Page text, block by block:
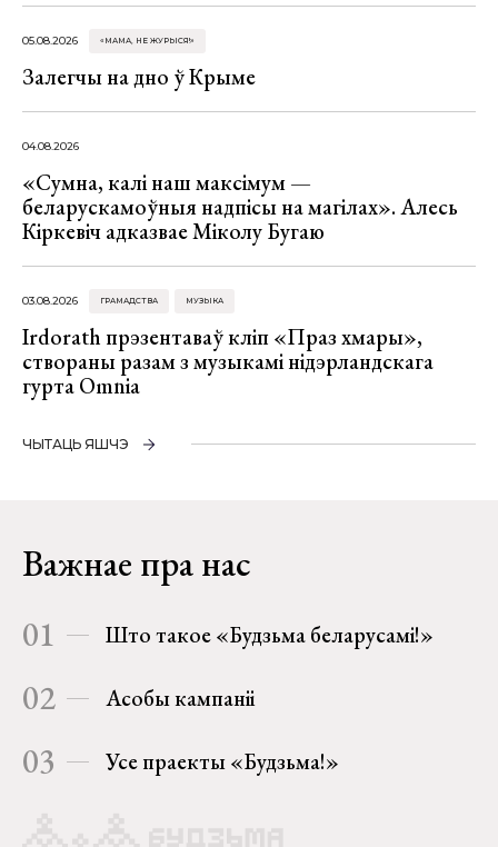
05.08.2026 «МАМА, НЕ ЖУРЫСЯ!»
Залегчы на дно ў Крыме
04.08.2026
«Сумна, калі наш максімум —
беларускамоўныя надпісы на магілах». Алесь
Кіркевіч адказвае Міколу Бугаю
03.08.2026 ГРАМАДСТВА МУЗЫКА
Irdorath прэзентаваў кліп «Праз хмары»,
створаны разам з музыкамі нідэрландскага
гурта Omnia
ЧЫТАЦЬ ЯШЧЭ
Важнае пра нас
01 Што такое «Будзьма беларусамі!»
02 Асобы кампаніі
03 Усе праекты «Будзьма!»